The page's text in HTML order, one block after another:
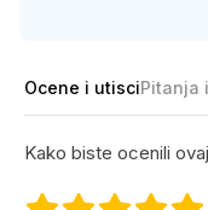
Ocene i utisciPitanja
Kako biste ocenili